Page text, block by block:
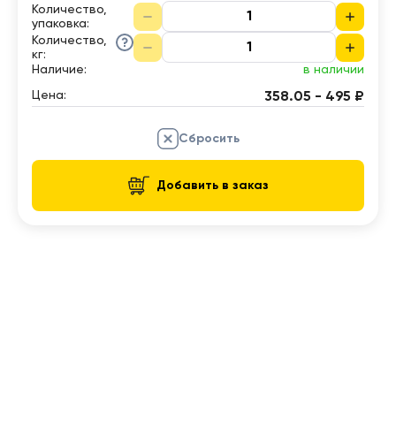
Количество,
упаковка:
Количество,
кг:
Наличие:
в наличии
Цена: 358.05 - 495 ₽
Сбросить
Добавить в заказ